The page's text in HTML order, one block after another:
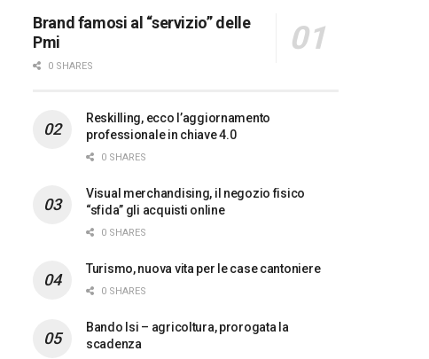
Brand famosi al “servizio” delle
Pmi
0 SHARES
Reskilling, ecco l’aggiornamento
professionale in chiave 4.0
0 SHARES
Visual merchandising, il negozio fisico
“sfida” gli acquisti online
0 SHARES
Turismo, nuova vita per le case cantoniere
0 SHARES
Bando Isi – agricoltura, prorogata la
scadenza